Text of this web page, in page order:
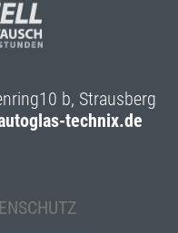
b, Strausberg
technix.de